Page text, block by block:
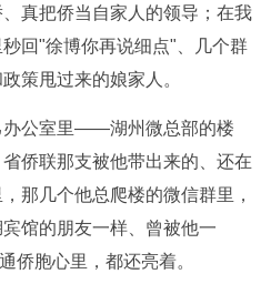
真把侨当自家人的领导；在我
回"徐博你再说细点"、几个群
策甩过来的娘家人。
办公室里——湖州微总部的楼
侨联那支被他带出来的、还在
那几个他总爬楼的微信群里，
馆的朋友一样、曾被他一
侨胞心里，都还亮着。